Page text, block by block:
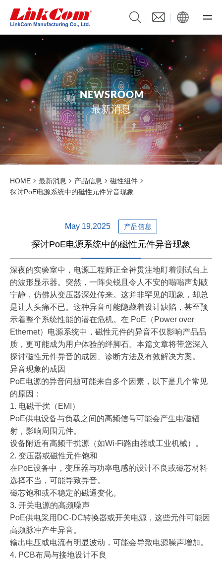
NEWSROOM
最新消息
HOME 最新消息 产品信息
磁性组件
探讨PoE电源系统中的磁性元件异音现象
May 19,2025 产品信息
探讨PoE电源系统中的磁性元件异音现象
深夜的实验室中，电源工程师正全神贯注地盯着测试台上
的波形显示器。突然，一阵尖锐且令人不安的嗡嗡声划破
宁静，仿佛从变压器深处传来。这并非罕见的现象，却总
是让人头痛不已。这种异音可能隐藏着设计缺陷，甚至预
示着整个系统性能的潜在危机。在 PoE（Power over
Ethernet）电源系统中，磁性元件的异音不仅影响产品品
质，更可能成为用户体验的绊脚石。本篇文章将带您深入
探讨磁性元件异音的成因、诊断方法及有效解决方案。
异音现象的成因
PoE电源的异音问题可能来自多个因素，以下是几个常见
的原因：
1. 电磁干扰（EMI）
PoE供电设备与负载之间的高频信号可能会产生电磁辐
射，影响周围元件。
设备附近有高频干扰源（如Wi-Fi路由器或工业机械）。
2. 变压器或磁性元件饱和
在PoE设备中，变压器与功率电感的设计不良或磁芯材料
选择不当，可能导致异音。
磁芯饱和或不稳定的磁通变化。
3. 开关电源的高频噪声
PoE供电采用DC-DC转换器或开关电源，这些元件可能因
高频脉冲产生异音。
输出电压或电流有明显波动，可能会导致电源噪声增加。
4. PCB布局与接地设计不良